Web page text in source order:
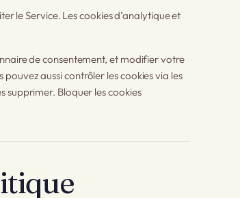
le Service. Les cookies d’analytique et
de consentement, et modifier votre
aussi contrôler les cookies via les
supprimer. Bloquer les cookies